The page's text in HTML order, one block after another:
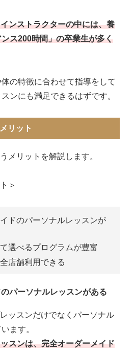
ンストラクターの中には、養
ス200時間」の卒業生が多く
の特徴に合わせて指導をして
ンにも満足できるはずです。
リット
メリットを解説します。
＞
ドのパーソナルレッスンが
選べるプログラムが豊富
店舗利用できる
パーソナルレッスンがある
ッスンだけでなくパーソナル
ます。
スンは、完全オーダーメイド